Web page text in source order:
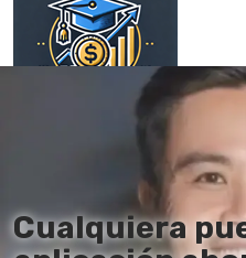
Ru
Cualquiera